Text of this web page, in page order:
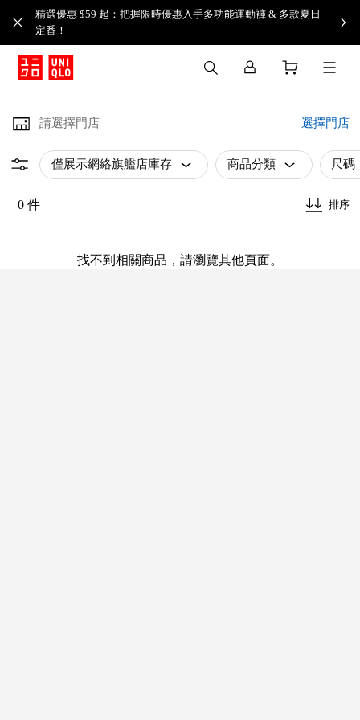
精選優惠 $59 起：把握限時優惠入手多功能運動褲 & 多款夏日
定番！​
請選擇門店 選擇門店
僅展示網絡旗艦店庫存 商品分類 尺碼
0 件 排序
找不到相關商品，請瀏覽其他頁面。